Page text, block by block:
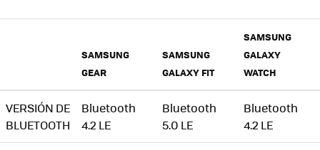
SAMSUNG
GEAR
SAMSUNG
GALAXY FIT
SAMSUNG
GALAXY
WATCH
VERSIÓN DE
BLUETOOTH
Bluetooth
4.2 LE
Bluetooth
5.0 LE
Bluetooth
4.2 LE